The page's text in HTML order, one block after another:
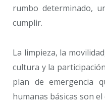
rumbo determinado,
cumplir.
La limpieza, la
cultura y la
plan de emergencia
humanas básicas son